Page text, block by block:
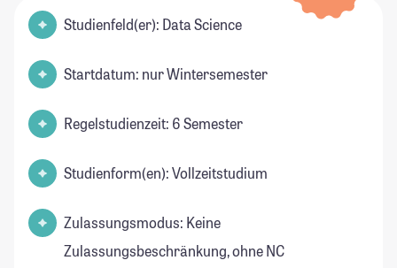
Studienfeld(er): Data Science
Startdatum: nur Wintersemester
Regelstudienzeit: 6 Semester
Studienform(en): Vollzeitstudium
Zulassungsmodus: Keine
Zulassungsbeschränkung, ohne NC